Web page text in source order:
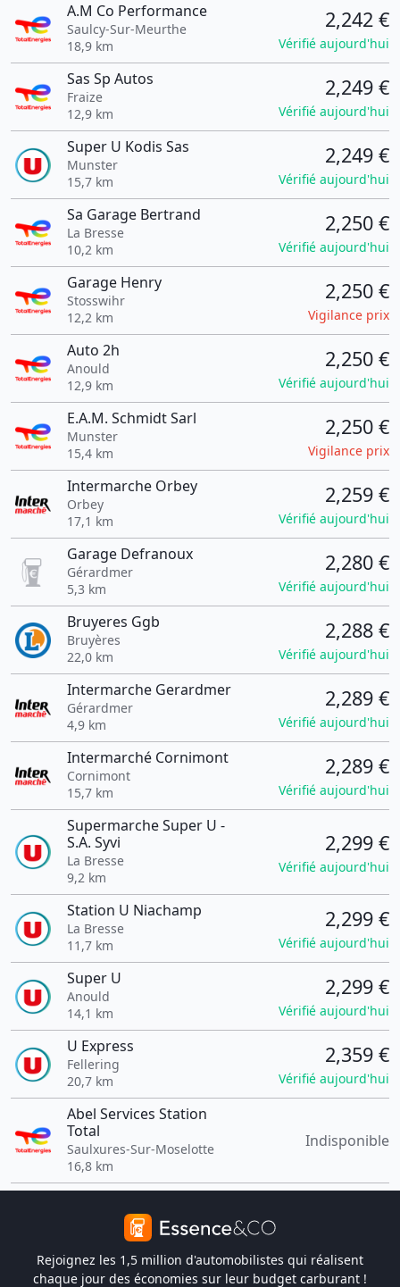
A.M Co Performance
Saulcy-Sur-Meurthe
18,9 km
2,242 €
Vérifié aujourd'hui
Sas Sp Autos
Fraize
12,9 km
2,249 €
Vérifié aujourd'hui
Super U Kodis Sas
Munster
15,7 km
2,249 €
Vérifié aujourd'hui
Sa Garage Bertrand
La Bresse
10,2 km
2,250 €
Vérifié aujourd'hui
Garage Henry
Stosswihr
12,2 km
2,250 €
Vigilance prix
Auto 2h
Anould
12,9 km
2,250 €
Vérifié aujourd'hui
E.A.M. Schmidt Sarl
Munster
15,4 km
2,250 €
Vigilance prix
Intermarche Orbey
Orbey
17,1 km
2,259 €
Vérifié aujourd'hui
Garage Defranoux
Gérardmer
5,3 km
2,280 €
Vérifié aujourd'hui
Bruyeres Ggb
Bruyères
22,0 km
2,288 €
Vérifié aujourd'hui
Intermarche Gerardmer
Gérardmer
4,9 km
2,289 €
Vérifié aujourd'hui
Intermarché Cornimont
Cornimont
15,7 km
2,289 €
Vérifié aujourd'hui
Supermarche Super U -
S.A. Syvi
La Bresse
9,2 km
2,299 €
Vérifié aujourd'hui
Station U Niachamp
La Bresse
11,7 km
2,299 €
Vérifié aujourd'hui
Super U
Anould
14,1 km
2,299 €
Vérifié aujourd'hui
U Express
Fellering
20,7 km
2,359 €
Vérifié aujourd'hui
Abel Services Station
Total
Saulxures-Sur-Moselotte
16,8 km
Indisponible
Rejoignez les 1,5 million d'automobilistes qui réalisent
chaque jour des économies sur leur budget carburant !